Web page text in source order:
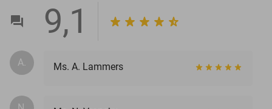
9,1
A. Ms. A. Lammers